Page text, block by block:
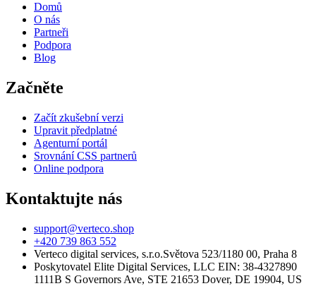
Domů
O nás
Partneři
Podpora
Blog
Začněte
Začít zkušební verzi
Upravit předplatné
Agenturní portál
Srovnání CSS partnerů
Online podpora
Kontaktujte nás
support@verteco.shop
+420 739 863 552
Verteco digital services, s.r.o.Světova 523/1180 00, Praha 8
Poskytovatel Elite Digital Services, LLC EIN: 38-4327890
1111B S Governors Ave, STE 21653 Dover, DE 19904, US